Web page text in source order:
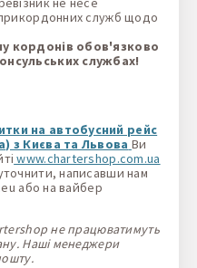
прикордонних служб щодо
кордонів обов'язково
службах!
на автобусний рейс
з Києва та Львова Ви
www.chartershop.com.ua
написавши нам
.eu або на вайбер
не працюватимуть
Наші менеджери